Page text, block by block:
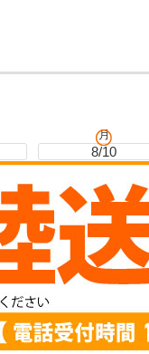
月
8/10